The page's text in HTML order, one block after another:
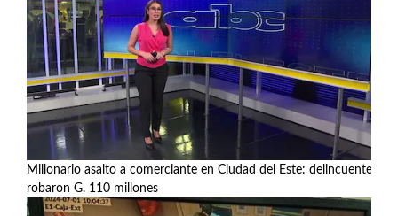
Millonario asalto a comerciante en Ciudad del Este: delincuentes
robaron G. 110 millones
Ver más